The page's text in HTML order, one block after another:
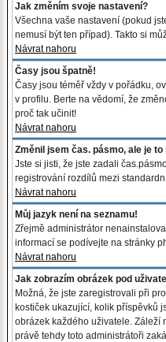
Jak změním svoje nastavení?
Všechna vaše nastavení (pokud
nemusí být ten případ). Takto si
Návrat nahoru
Časy jsou špatně!
Časy jsou téměř vždy v pořádku,
v profilu. Berte na vědomí, že
proč tak učinit!
Návrat nahoru
Změnil jsem čas. pásmo, ale je
Jste si jisti, že jste zadali
registrování rozdílů mezi
Návrat nahoru
Můj jazyk není na seznamu!
Zřejmě administrátor
informací se podívejte na stránky
Návrat nahoru
Jak zobrazím obrázek pod
Možná, že jste zaregistrovali při
kostiček ukazující, kolik příspěvků
obrázek každého uživatele. Záleží
právě tehdy toto administrátoři